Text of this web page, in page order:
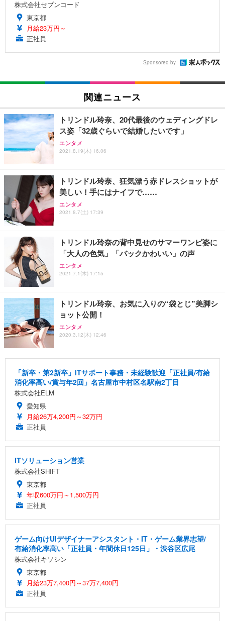
株式会社セブンコード
東京都
月給23万円～
正社員
Sponsored by
関連ニュース
トリンドル玲奈、20代最後のウェディングドレ
ス姿「32歳ぐらいで結婚したいです」
エンタメ
2021.8.19(木) 16:06
トリンドル玲奈、狂気漂う赤ドレスショットが
美しい！手にはナイフで……
エンタメ
2021.8.7(土) 17:39
トリンドル玲奈の背中見せのサマーワンピ姿に
「大人の色気」「バックかわいい」の声
エンタメ
2021.7.1(木) 17:15
トリンドル玲奈、お気に入りの“袋とじ”美脚シ
ョット公開！
エンタメ
2020.3.12(木) 12:46
「新卒・第2新卒」ITサポート事務・未経験歓迎「正社員/有給
消化率高い/賞与年2回」名古屋市中村区名駅南2丁目
株式会社ELM
愛知県
月給26万4,200円～32万円
正社員
ITソリューション営業
株式会社SHIFT
東京都
年収600万円～1,500万円
正社員
ゲーム向けUIデザイナーアシスタント・IT・ゲーム業界志望/
有給消化率高い「正社員・年間休日125日」・渋谷区広尾
株式会社キソシン
東京都
月給23万7,400円～37万7,400円
正社員